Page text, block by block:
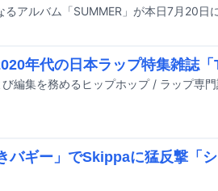
アルバム「SUMMER」が本日7月20日
年代の日本ラップ特集雑誌
バギー」でSkippaに猛反撃「